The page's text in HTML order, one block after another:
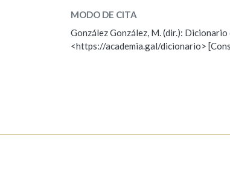
ESCOLLE UNHA OPCIÓN:
Observación Hai un erro
MODO DE CITA
González González, M. (dir.):
<https://academia.gal/dicionario>